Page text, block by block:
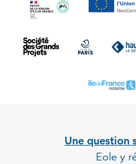
Une question
Eole y